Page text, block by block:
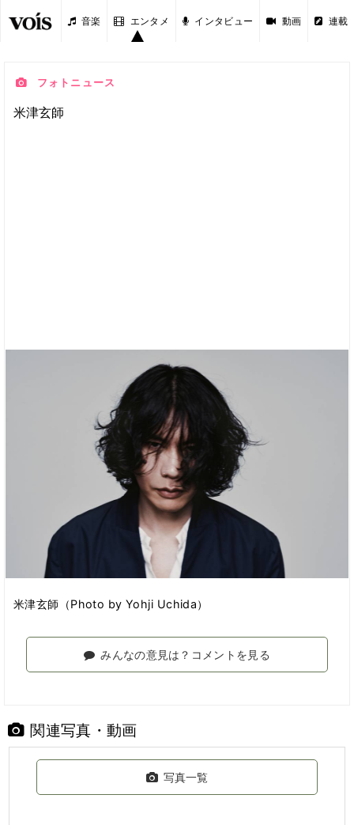
音楽 エンタメ インタビュー 動画 連載
フォトニュース
米津玄師
米津玄師（Photo by Yohji Uchida）
みんなの意見は？コメントを見る
関連写真・動画
写真一覧